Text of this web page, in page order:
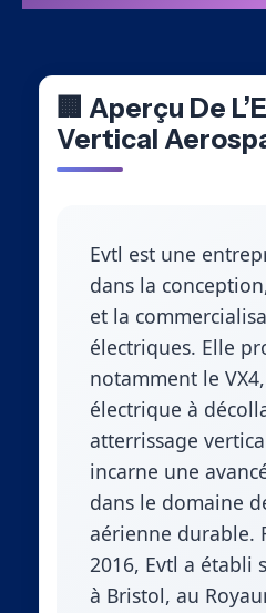
🏢 Aperçu De
Vertical
Evtl est une
dans la
et la
électriques. Elle
notamment le
électrique à
atterrissage
incarne une
dans le domaine
aérienne durable.
2016, Evtl a établi
à Bristol, au